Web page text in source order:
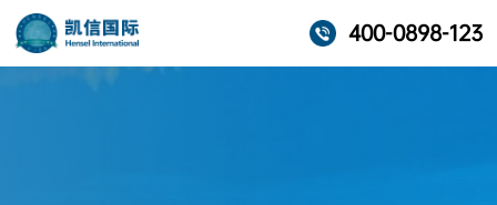
400-0898-123